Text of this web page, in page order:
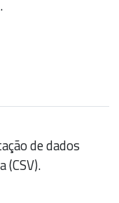
de dados
(CSV).